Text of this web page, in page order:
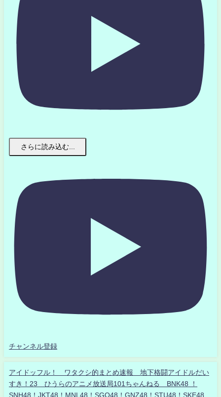
さらに読み込む...
チャンネル登録
アイドッフル！ ワタクシ的まとめ速報 地下格闘アイドルだい
すき！23 ひうらのアニメ放送局101ちゃんねる BNK48 ！
SNH48！JKT48！MNL48！SGO48！GNZ48！STU48！SKE48